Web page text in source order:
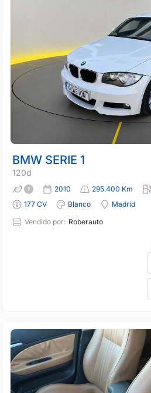
BMW SERIE 1
120d
2010 295.400 Km
177 CV
Blanco
Madrid
Vendido por: Roberauto